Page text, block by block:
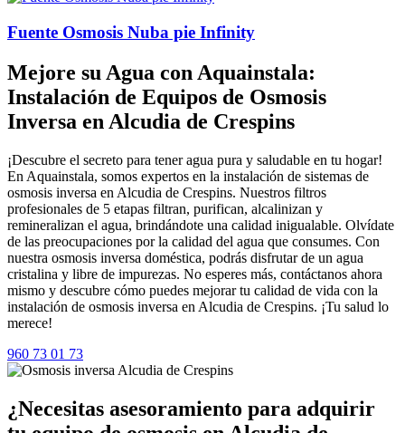
Fuente Osmosis Nuba pie Infinity
Mejore su Agua con Aquainstala:
Instalación de Equipos de Osmosis
Inversa en Alcudia de Crespins
¡Descubre el secreto para tener agua pura y saludable en tu hogar!
En Aquainstala, somos expertos en la instalación de sistemas de
osmosis inversa en Alcudia de Crespins. Nuestros filtros
profesionales de 5 etapas filtran, purifican, alcalinizan y
remineralizan el agua, brindándote una calidad inigualable. Olvídate
de las preocupaciones por la calidad del agua que consumes. Con
nuestra osmosis inversa doméstica, podrás disfrutar de un agua
cristalina y libre de impurezas. No esperes más, contáctanos ahora
mismo y descubre cómo puedes mejorar tu calidad de vida con la
instalación de osmosis inversa en Alcudia de Crespins. ¡Tu salud lo
merece!
960 73 01 73
¿Necesitas asesoramiento para adquirir